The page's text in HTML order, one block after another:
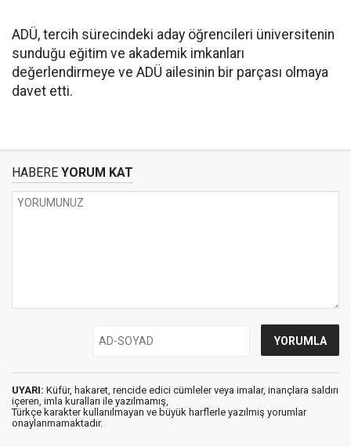
ADÜ, tercih sürecindeki aday öğrencileri üniversitenin
sunduğu eğitim ve akademik imkanları
değerlendirmeye ve ADÜ ailesinin bir parçası olmaya
davet etti.
HABERE YORUM KAT
UYARI: Küfür, hakaret, rencide edici cümleler veya imalar, inançlara saldırı
içeren, imla kuralları ile yazılmamış,
Türkçe karakter kullanılmayan ve büyük harflerle yazılmış yorumlar
onaylanmamaktadır.